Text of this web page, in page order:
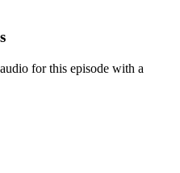
for this episode with a